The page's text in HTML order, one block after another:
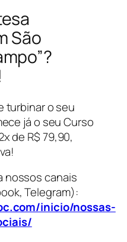
São
turbinar o seu
já o seu Curso
de R$ 79,90,
nossos canais
Telegram):
inicio/nossas-